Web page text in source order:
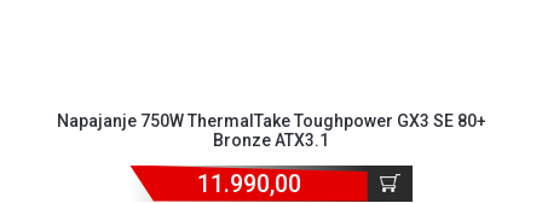
Napajanje 750W ThermalTake Toughpower GX3 SE 80+
Bronze ATX3.1
11.990,00